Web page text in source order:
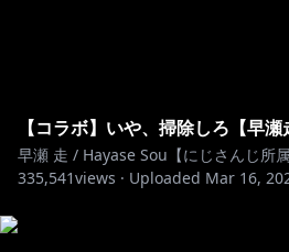
【コラボ】いや、掃除しろ【早瀬
早瀬 走 / Hayase Sou【にじさんじ所属
335,541views · Uploaded Mar 16,